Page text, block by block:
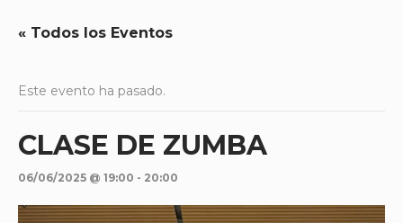
« Todos los Eventos
Este evento ha pasado.
CLASE DE ZUMBA
06/06/2025 @ 19:00 - 20:00